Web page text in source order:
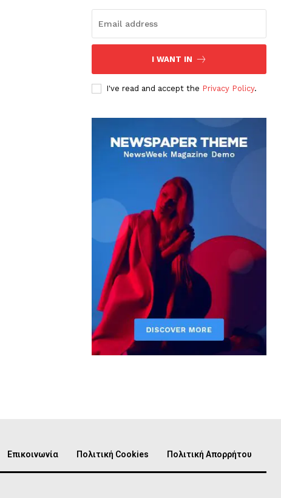
I WANT IN
I've read and accept the Privacy Policy.
Επικοινωνία Πολιτική Cookies Πολιτική Απορρήτου